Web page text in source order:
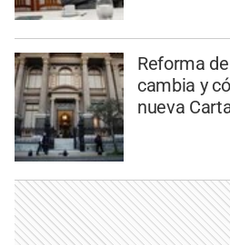
Reforma
cambia y
nueva